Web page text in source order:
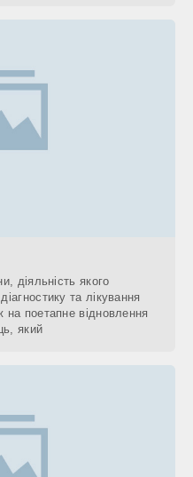
діяльність якого
та лікування
поетапне відновлення
який